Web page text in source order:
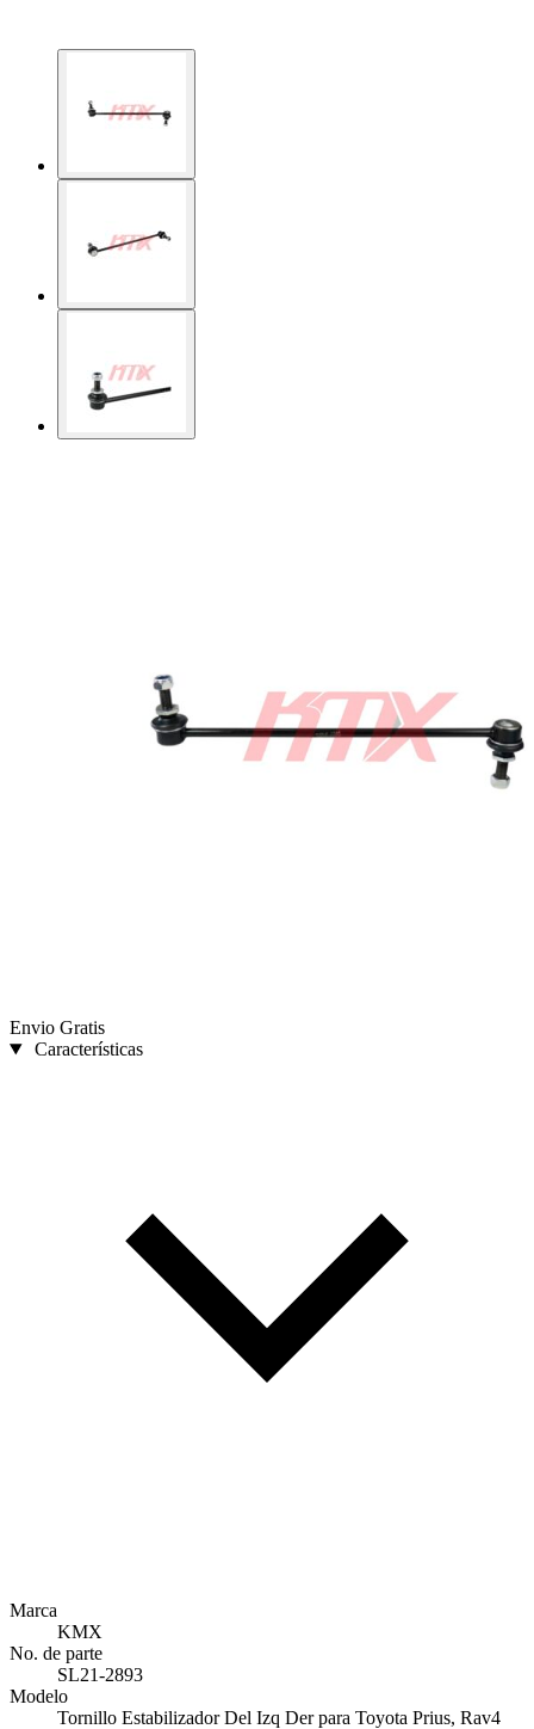
Envio Gratis
Características
Marca
KMX
No. de parte
SL21-2893
Modelo
Tornillo Estabilizador Del Izq Der para Toyota Prius, Rav4